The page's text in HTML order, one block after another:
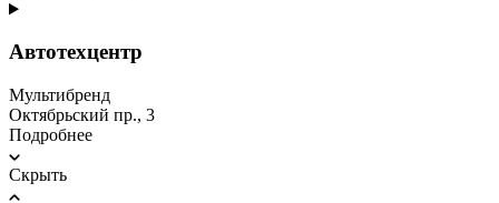
Автотехцентр
Мультибренд
Октябрьский пр., 3
Подробнее
Скрыть